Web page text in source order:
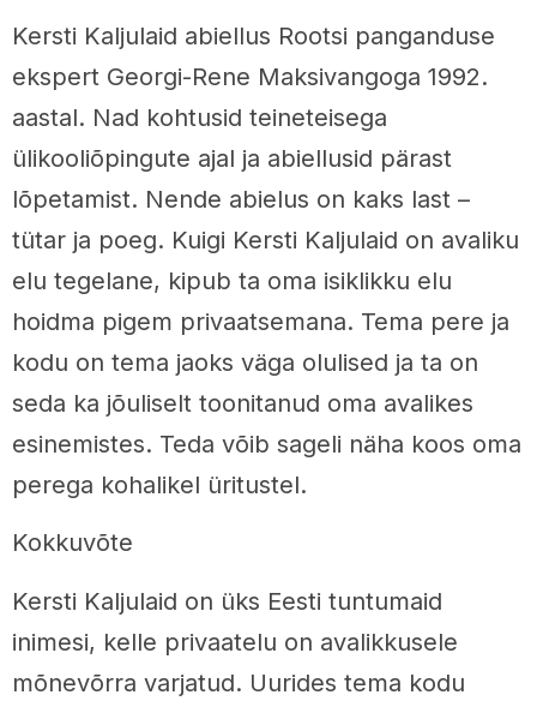
Kersti Kaljulaid abiellus Rootsi panganduse
ekspert Georgi-Rene Maksivangoga 1992.
aastal. Nad kohtusid teineteisega
ülikooliõpingute ajal ja abiellusid pärast
lõpetamist. Nende abielus on kaks last –
tütar ja poeg. Kuigi Kersti Kaljulaid on avaliku
elu tegelane, kipub ta oma isiklikku elu
hoidma pigem privaatsemana. Tema pere ja
kodu on tema jaoks väga olulised ja ta on
seda ka jõuliselt toonitanud oma avalikes
esinemistes. Teda võib sageli näha koos oma
perega kohalikel üritustel.
Kokkuvõte
Kersti Kaljulaid on üks Eesti tuntumaid
inimesi, kelle privaatelu on avalikkusele
mõnevõrra varjatud. Uurides tema kodu